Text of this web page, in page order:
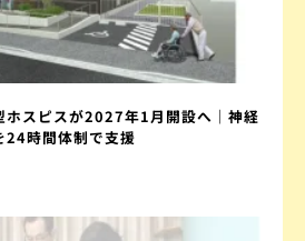
ホスピスが2027年1月開設へ｜神経
24時間体制で支援